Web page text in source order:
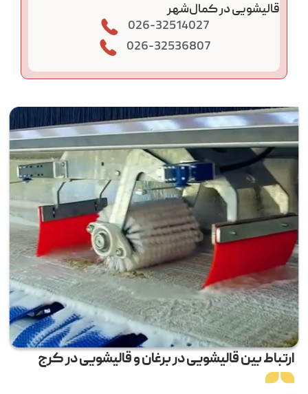
قالیشویی در کمال‌شهر
026-32514027
026-32536807
ارتباط بین قالیشویی در برغان و قالیشویی در کرج